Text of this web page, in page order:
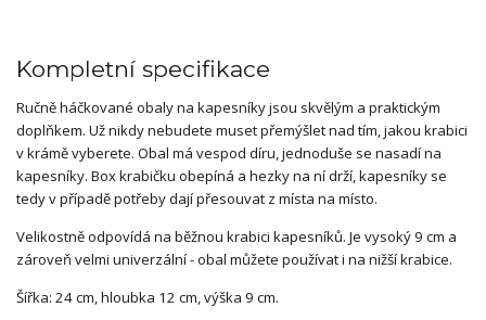
Kompletní specifikace
Ručně háčkované obaly na kapesníky jsou skvělým a praktickým
doplňkem. Už nikdy nebudete muset přemýšlet nad tím, jakou krabici
v krámě vyberete. Obal má vespod díru, jednoduše se nasadí na
kapesníky. Box krabičku obepíná a hezky na ní drží, kapesníky se
tedy v případě potřeby dají přesouvat z místa na místo.
Velikostně odpovídá na běžnou krabici kapesníků. Je vysoký 9 cm a
zároveň velmi univerzální - obal můžete používat i na nižší krabice.
Šířka: 24 cm, hloubka 12 cm, výška 9 cm.